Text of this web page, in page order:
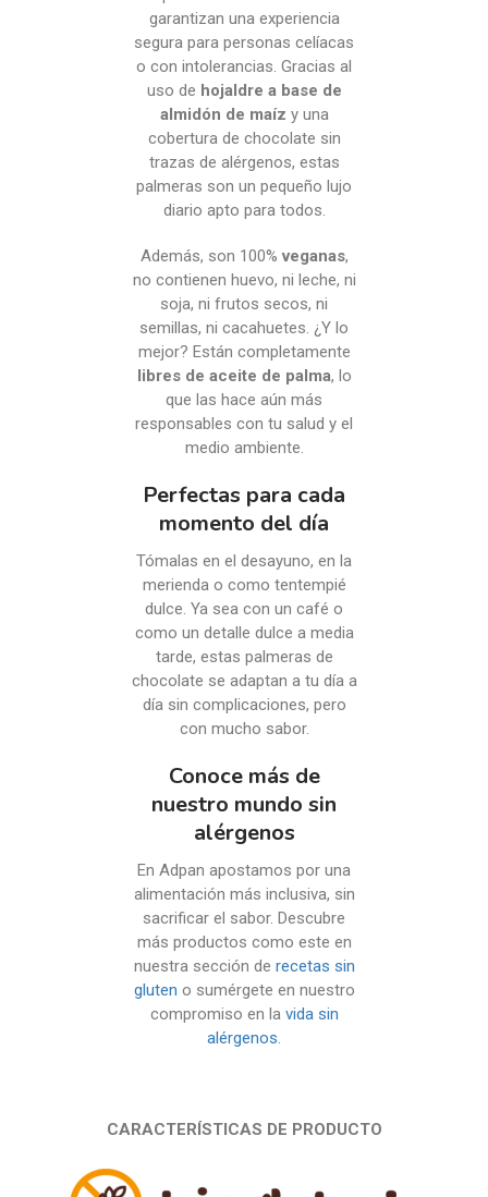
garantizan una experiencia
segura para personas celíacas
o con intolerancias. Gracias al
uso de hojaldre a base de
almidón de maíz y una
cobertura de chocolate sin
trazas de alérgenos, estas
palmeras son un pequeño lujo
diario apto para todos.
Además, son 100%veganas,
no contienen huevo, ni leche, ni
soja, ni frutos secos, ni
semillas, ni cacahuetes. ¿Y lo
mejor? Están completamente
libres de aceite de palma, lo
que las hace aún más
responsables con tu salud y el
medio ambiente.
Perfectas para cada
momento del día
Tómalas en el desayuno, en la
merienda o como tentempié
dulce. Ya sea con un café o
como un detalle dulce a media
tarde, estas palmeras de
chocolate se adaptan a tu día a
día sin complicaciones, pero
con mucho sabor.
Conoce más de
nuestro mundo sin
alérgenos
En Adpan apostamos por una
alimentación más inclusiva, sin
sacrificar el sabor. Descubre
más productos como este en
nuestra sección de recetas sin
gluten o sumérgete en nuestro
compromiso en la vida sin
alérgenos
CARACTERÍSTICAS DE PRODUCTO